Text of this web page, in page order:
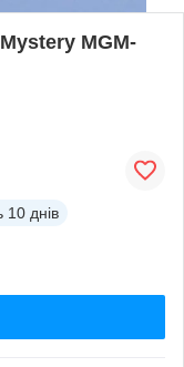
MGM-
10 днів